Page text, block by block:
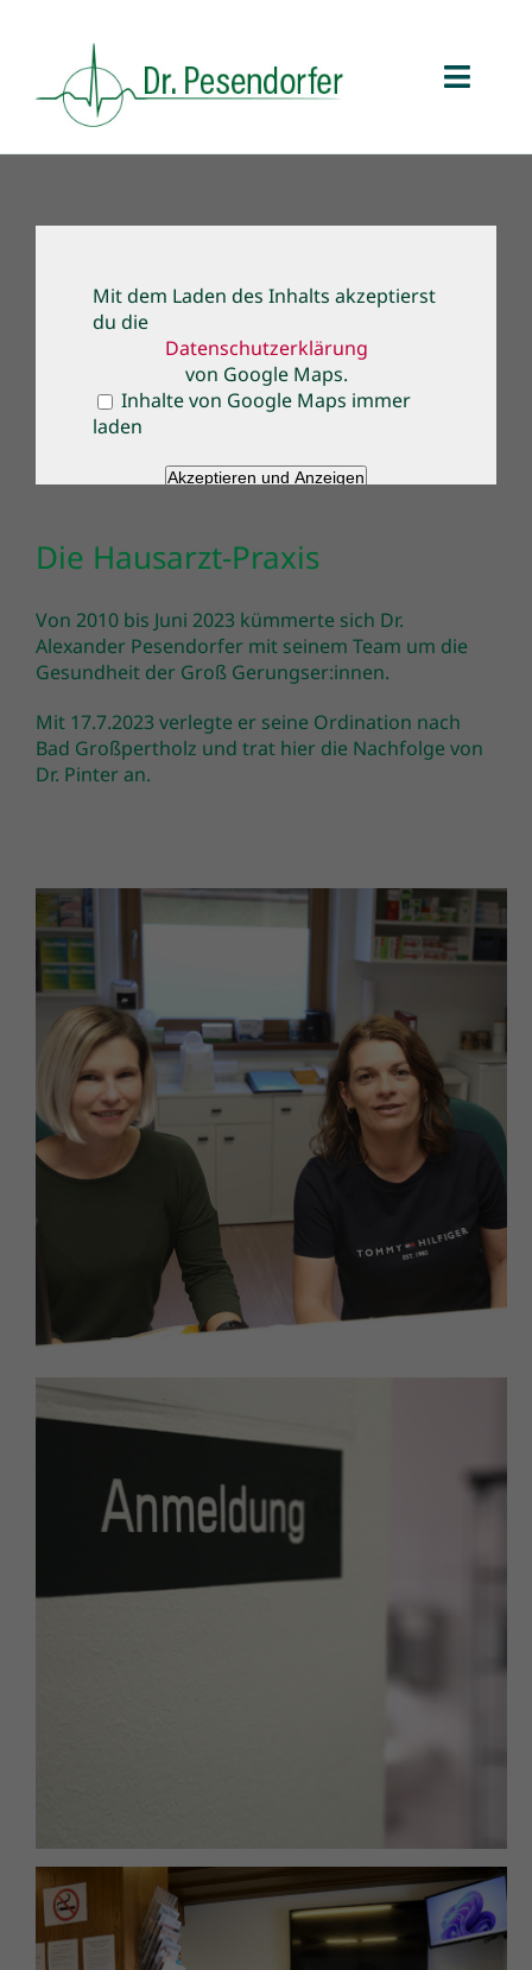
springen
Toggle
Leistungen
Service
Aktuell
Kontakt
Mit dem Laden des Inhalts akzeptierst
du die
Datenschutzerklärung
von Google Maps.
Inhalte von Google Maps immer
laden
Akzeptieren und Anzeigen
Die Hausarzt-Praxis
Von 2010 bis Juni 2023 kümmerte sich Dr.
Alexander Pesendorfer mit seinem Team um die
Gesundheit der Groß Gerungser:innen.
Mit 17.7.2023 verlegte er seine Ordination nach
Bad Großpertholz und trat hier die Nachfolge von
Dr. Pinter an.